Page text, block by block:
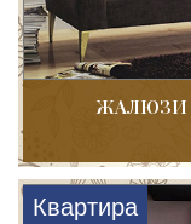
ЖАЛЮЗИ
Квартира